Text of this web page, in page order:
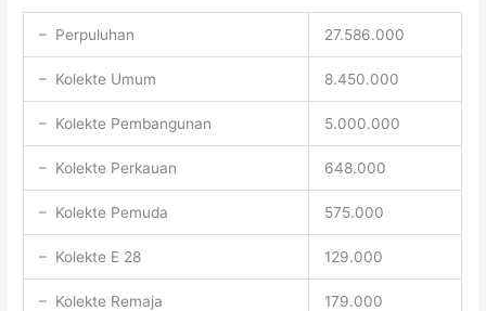
– Perpuluhan 27.586.000
– Kolekte Umum 8.450.000
– Kolekte Pembangunan 5.000.000
– Kolekte Perkauan 648.000
– Kolekte Pemuda 575.000
– Kolekte E 28 129.000
– Kolekte Remaja 179.000